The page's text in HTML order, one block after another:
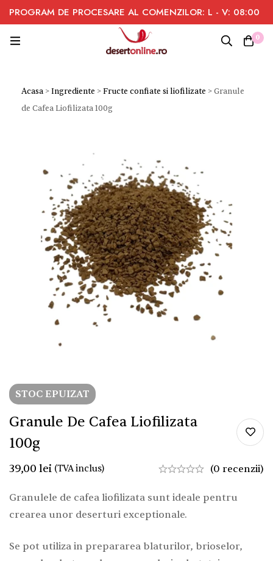
PROGRAM DE PROCESARE AL COMENZILOR: L - V: 08:00
- 16:00
0
Acasa >Ingrediente >Fructe confiate si liofilizate >Granule
de Cafea Liofilizata 100g
STOC EPUIZAT
Granule De Cafea Liofilizata
100g
39,00 lei (TVA inclus) (0 recenzii)
Granulele de cafea liofilizata sunt ideale pentru
crearea unor deserturi exceptionale.
Se pot utiliza in prepararea blaturilor, brioselor,